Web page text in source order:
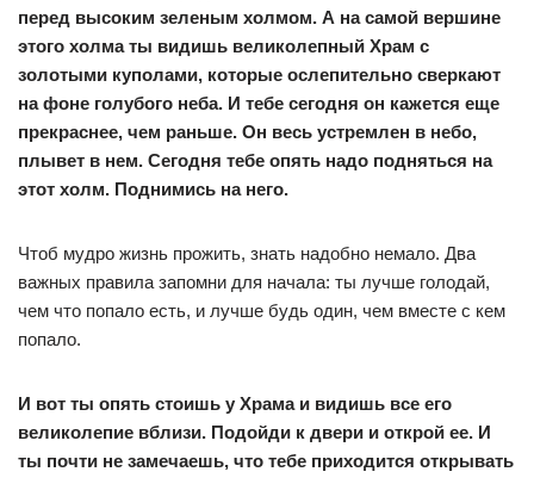
перед высоким зеленым холмом. А на самой вершине
этого холма ты видишь великолепный Храм с
золотыми куполами, которые ослепительно сверкают
на фоне голубого неба. И тебе сегодня он кажется еще
прекраснее, чем раньше. Он весь устремлен в небо,
плывет в нем. Сегодня тебе опять надо подняться на
этот холм. Поднимись на него.
Чтоб мудро жизнь прожить, знать надобно немало. Два
важных правила запомни для начала: ты лучше голодай,
чем что попало есть, и лучше будь один, чем вместе с кем
попало.
И вот ты опять стоишь у Храма и видишь все его
великолепие вблизи. Подойди к двери и открой ее. И
ты почти не замечаешь, что тебе приходится открывать